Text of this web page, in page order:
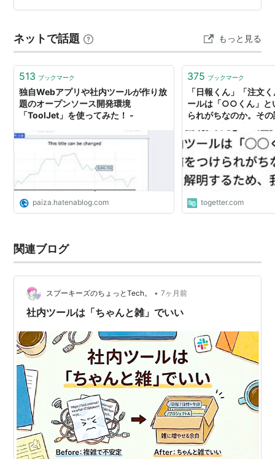
にする 背景：Appleが“社内でAIを磨く”理…
ネットで話題 もっと見る
513 ブックマーク
独自Webアプリや社内ツールが作り放
題のオープンソース開発環境
「ToolJet」を使ってみた！ -
paiza.hatenablog.com
375 ブックマーク
「日報くん」「注文
ールは「○○くん」と
られがちなのか。そ
向かった――。
togetter.com
関連ブログ
スプーキーズのちょっとTech。 • 7ヶ月前
社内ツールは「ちゃんと雑」でいい